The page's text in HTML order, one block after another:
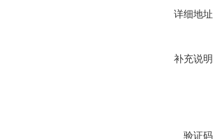
详细地址
补充说明
验证码